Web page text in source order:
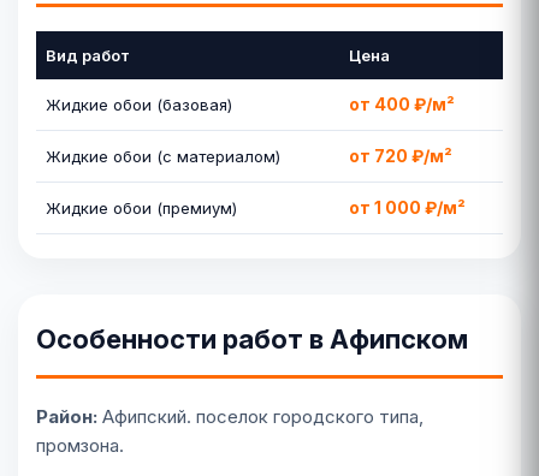
Вид работ Цена
Жидкие обои (базовая) от 400 ₽/м²
Жидкие обои (с материалом) от 720 ₽/м²
Жидкие обои (премиум) от 1 000 ₽/м²
Особенности работ в Афипском
Район: Афипский. поселок городского типа,
промзона.